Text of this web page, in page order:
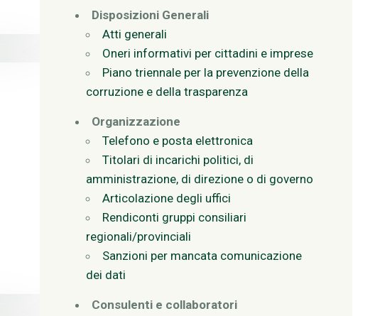
Disposizioni Generali
Atti generali
Oneri informativi per cittadini e imprese
Piano triennale per la prevenzione della
corruzione e della trasparenza
Organizzazione
Telefono e posta elettronica
Titolari di incarichi politici, di
amministrazione, di direzione o di governo
Articolazione degli uffici
Rendiconti gruppi consiliari
regionali/provinciali
Sanzioni per mancata comunicazione
dei dati
Consulenti e collaboratori